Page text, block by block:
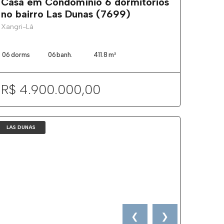
no bairro Las Dunas (7699)
Xangri-Lá
06 dorms 06 banh. 411.8 m²
R$ 4.900.000,00
❮ ❯
LAS DUNAS